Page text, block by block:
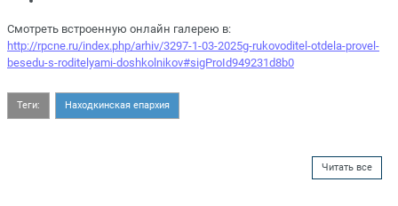
Смотреть встроенную онлайн галерею в:
http://rpcne.ru/index.php/arhiv/3297-1-03-2025g-rukovoditel-otdela-provel-
besedu-s-roditelyami-doshkolnikov#sigProId949231d8b0
Теги: Находкинская епархия
Читать все